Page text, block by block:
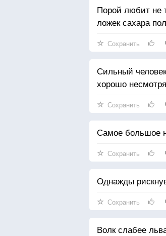
Порой любит не
ложек сахара
Сохранить
Сильный
хорошо
Сохранить
Самое большое
Сохранить
Однажды
Сохранить
Волк слабее